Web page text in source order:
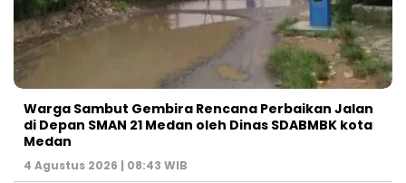
Warga Sambut Gembira Rencana Perbaikan Jalan
di Depan SMAN 21 Medan oleh Dinas SDABMBK kota
Medan
4 Agustus 2026 | 08:43 WIB